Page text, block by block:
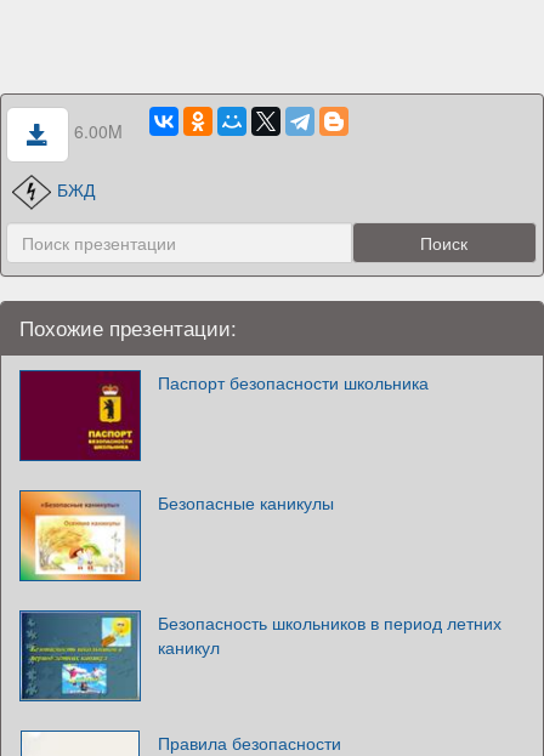
6.00M
БЖД
Похожие презентации:
Паспорт безопасности школьника
Безопасные каникулы
Безопасность школьников в период летних
каникул
Правила безопасности